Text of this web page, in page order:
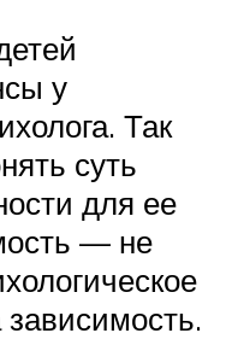
у
Так
суть
для ее
— не